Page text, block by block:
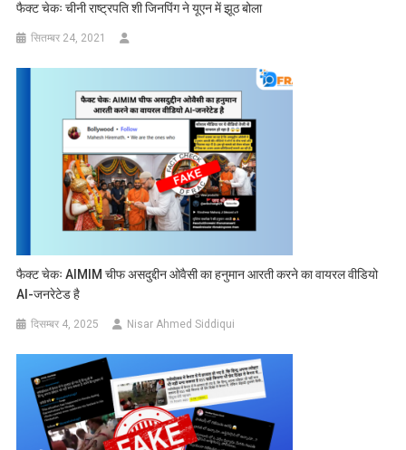
फैक्ट चेकः चीनी राष्ट्रपति शी जिनपिंग ने यूएन में झूठ बोला
सितम्बर 24, 2021
फैक्ट चेकः AIMIM चीफ असदुद्दीन ओवैसी का हनुमान आरती करने का वायरल वीडियो
AI-जनरेटेड है
दिसम्बर 4, 2025 Nisar Ahmed Siddiqui